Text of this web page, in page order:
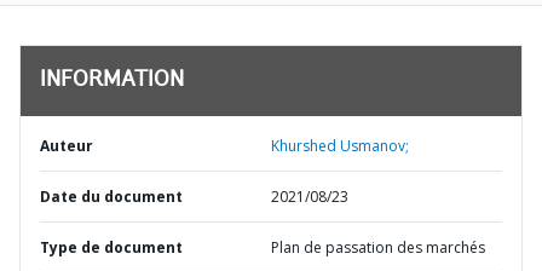
INFORMATION
Auteur Khurshed Usmanov;
Date du document 2021/08/23
Type de document Plan de passation des marchés